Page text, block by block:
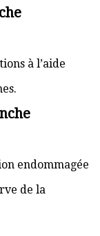
à l’aide
endommagée
de la